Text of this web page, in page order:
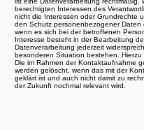
berechtigten Interessen des
nicht die Interessen oder Grundrechte
den Schutz personenbezogener
wenn es sich bei der betroffenen
Interesse besteht in der Bearbeitung
Datenverarbeitung jederzeit
besonderen Situation bestehen.
Die im Rahmen der Kontaktaufnahme
werden gelöscht, wenn das mit der
geklärt ist und auch nicht damit zu
der Zukunft nochmal relevant wird.